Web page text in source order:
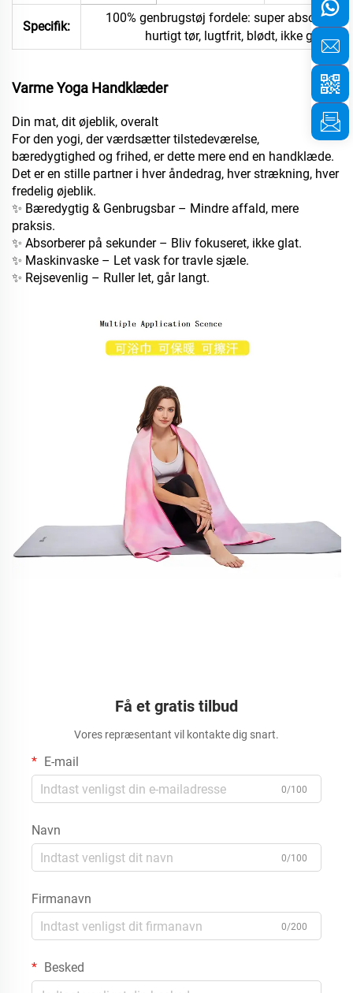
Specifik:
100% genbrugstøj fordele: super
hurtigt tør, lugtfrit, blødt, ikke glat
Varme Yoga Handklæder
Din mat, dit øjeblik, overalt
For den yogi, der værdsætter tilstedeværelse,
bæredygtighed og frihed, er dette mere end en handklæde.
Det er en stille partner i hver åndedrag, hver strækning, hver
fredelig øjeblik.
✨ Bæredygtig & Genbrugsbar – Mindre affald, mere
praksis.
✨ Absorberer på sekunder – Bliv fokuseret, ikke glat.
✨ Maskinvaske – Let vask for travle sjæle.
✨ Rejsevenlig – Ruller let, går langt.
Få et gratis tilbud
Vores repræsentant vil kontakte dig snart.
E-mail
0/100
Navn
0/100
Firmanavn
0/200
Besked